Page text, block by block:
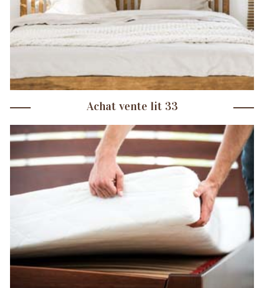
Achat vente lit 33